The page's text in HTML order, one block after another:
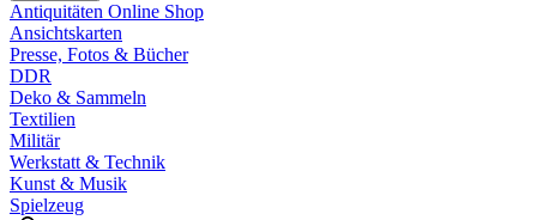
Antiquitäten Online Shop
Ansichtskarten
Presse, Fotos & Bücher
DDR
Deko & Sammeln
Textilien
Militär
Werkstatt & Technik
Kunst & Musik
Spielzeug